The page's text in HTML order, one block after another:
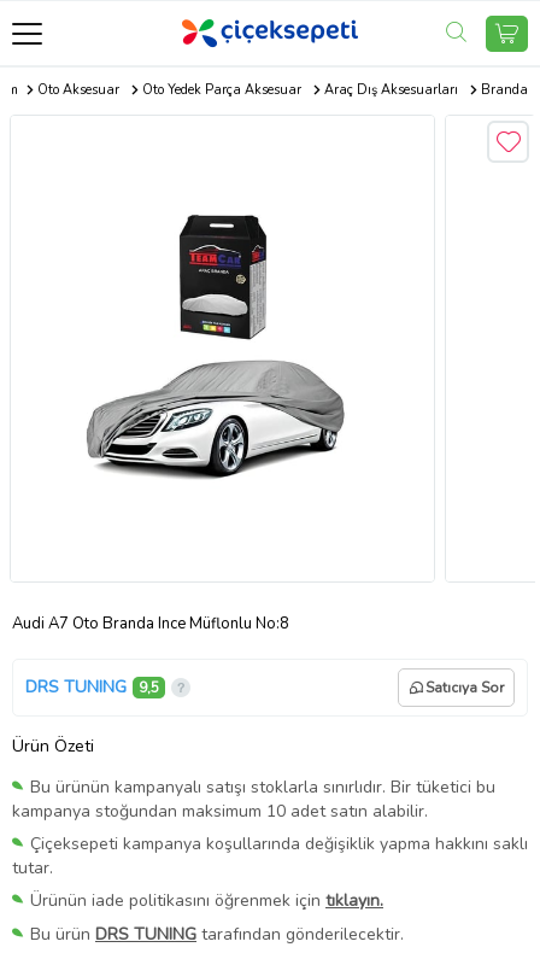
Oto Aksesuar Oto Yedek Parça Aksesuar Araç Dış Aksesuarları Branda
Audi A7 Oto Branda Ince Müflonlu No:8
DRS TUNING 9,5 Satıcıya Sor
Ürün Özeti
Bu ürünün kampanyalı satışı stoklarla sınırlıdır. Bir tüketici bu
kampanya stoğundan maksimum 10 adet satın alabilir.
Çiçeksepeti kampanya koşullarında değişiklik yapma hakkını saklı
tutar.
Ürünün iade politikasını öğrenmek için tıklayın.
Bu ürün DRS TUNING tarafından gönderilecektir.